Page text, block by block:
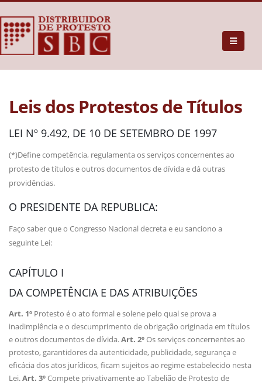
Leis dos Protestos de Títulos
LEI Nº 9.492, DE 10 DE SETEMBRO DE 1997
(*)Define competência, regulamenta os serviços concernentes ao
protesto de títulos e outros documentos de dívida e dá outras
providências.
O PRESIDENTE DA REPUBLICA:
Faço saber que o Congresso Nacional decreta e eu sanciono a
seguinte Lei:
CAPÍTULO I
DA COMPETÊNCIA E DAS ATRIBUIÇÕES
Art. 1º Protesto é o ato formal e solene pelo qual se prova a
inadimplência e o descumprimento de obrigação originada em títulos
e outros documentos de dívida.Art. 2ºOs serviços concernentes ao
protesto, garantidores da autenticidade, publicidade, segurança e
eficácia dos atos jurídicos, ficam sujeitos ao regime estabelecido nesta
Lei.Art. 3ºCompete privativamente ao Tabelião de Protesto de